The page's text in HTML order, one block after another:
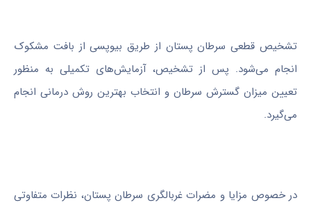
تشخیص قطعی سرطان پستان از طریق بیوپسی از بافت مشکوک
انجام می‌شود. پس از تشخیص، آزمایش‌های تکمیلی به منظور
تعیین میزان گسترش سرطان و انتخاب بهترین روش درمانی انجام
می‌گیرد.
در خصوص مزایا و مضرات غربالگری سرطان پستان، نظرات متفاوتی